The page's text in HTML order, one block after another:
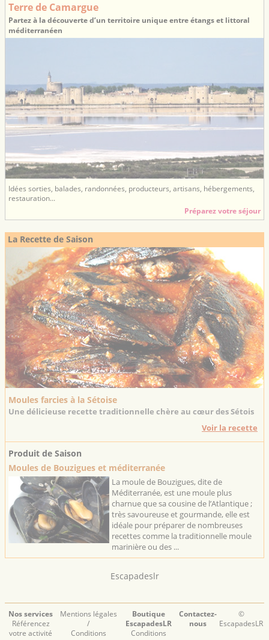
Terre de Camargue
Partez à la découverte d’un territoire unique entre étangs et littoral
méditerranéen
Idées sorties, balades, randonnées, producteurs, artisans, hébergements,
restauration...
Préparez votre séjour
La Recette de Saison
Moules farcies à la Sétoise
Une délicieuse recette traditionnelle chère au cœur des Sétois
Voir la recette
Produit de Saison
Moules de Bouzigues et méditerranée
La moule de Bouzigues, dite de
Méditerranée, est une moule plus
charnue que sa cousine de l’Atlantique ;
très savoureuse et gourmande, elle est
idéale pour préparer de nombreuses
recettes comme la traditionnelle moule
marinière ou des ...
Escapadeslr
Nos services
Référencez
votre activité
Mentions légales
/
Conditions
Boutique
EscapadesLR
Conditions
Contactez-
nous
©
EscapadesLR